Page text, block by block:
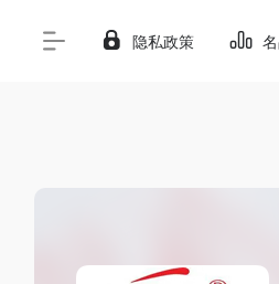
隐私政策